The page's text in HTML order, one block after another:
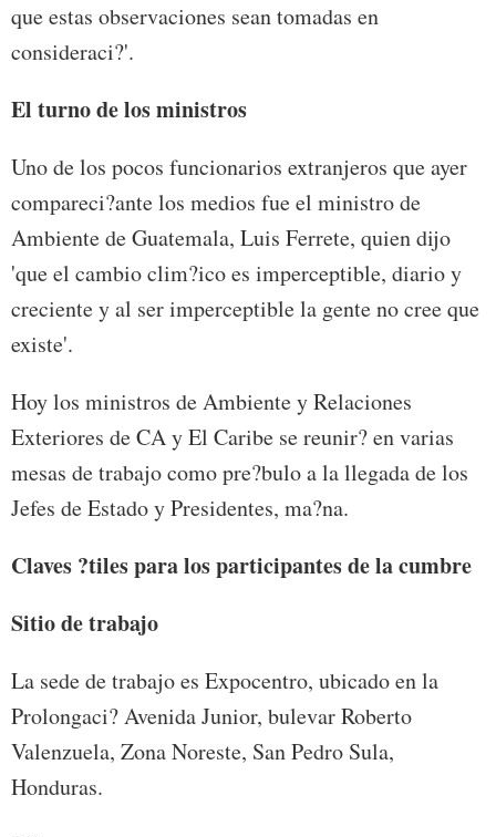
que estas observaciones sean tomadas en
consideraci?'.
El turno de los ministros
Uno de los pocos funcionarios extranjeros que ayer
compareci?ante los medios fue el ministro de
Ambiente de Guatemala, Luis Ferrete, quien dijo
'que el cambio clim?ico es imperceptible, diario y
creciente y al ser imperceptible la gente no cree que
existe'.
Hoy los ministros de Ambiente y Relaciones
Exteriores de CA y El Caribe se reunir? en varias
mesas de trabajo como pre?bulo a la llegada de los
Jefes de Estado y Presidentes, ma?na.
Claves ?tiles para los participantes de la cumbre
Sitio de trabajo
La sede de trabajo es Expocentro, ubicado en la
Prolongaci? Avenida Junior, bulevar Roberto
Valenzuela, Zona Noreste, San Pedro Sula,
Honduras.